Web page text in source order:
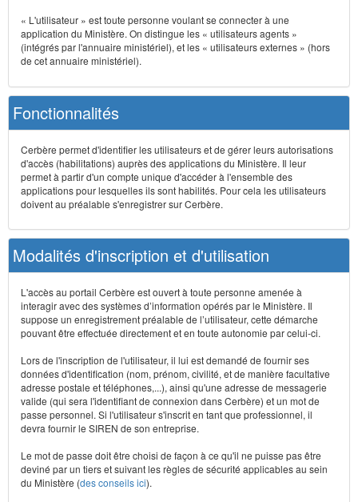
« L'utilisateur » est toute personne voulant se connecter à une
application du Ministère. On distingue les « utilisateurs agents »
(intégrés par l'annuaire ministériel), et les « utilisateurs externes » (hors
de cet annuaire ministériel).
Fonctionnalités
Cerbère permet d'identifier les utilisateurs et de gérer leurs autorisations
d'accès (habilitations) auprès des applications du Ministère. Il leur
permet à partir d'un compte unique d'accéder à l'ensemble des
applications pour lesquelles ils sont habilités. Pour cela les utilisateurs
doivent au préalable s'enregistrer sur Cerbère.
Modalités d'inscription et d'utilisation
L'accès au portail Cerbère est ouvert à toute personne amenée à
interagir avec des systèmes d’information opérés par le Ministère. Il
suppose un enregistrement préalable de l’utilisateur, cette démarche
pouvant être effectuée directement et en toute autonomie par celui-ci.
Lors de l'inscription de l'utilisateur, il lui est demandé de fournir ses
données d'identification (nom, prénom, civilité, et de manière facultative
adresse postale et téléphones,...), ainsi qu'une adresse de messagerie
valide (qui sera l'identifiant de connexion dans Cerbère) et un mot de
passe personnel. Si l'utilisateur s'inscrit en tant que professionnel, il
devra fournir le SIREN de son entreprise.
Le mot de passe doit être choisi de façon à ce qu'il ne puisse pas être
deviné par un tiers et suivant les règles de sécurité applicables au sein
du Ministère (des conseils ici).